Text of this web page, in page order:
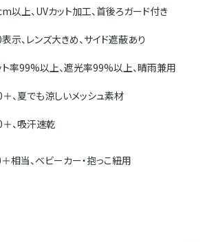
以上、UVカット加工、首後ろガード付き
示、レンズ大きめ、サイド遮蔽あり
ト率99%以上、遮光率99%以上、晴雨兼用
、夏でも涼しいメッシュ素材
、吸汗速乾
相当、ベビーカー・抱っこ紐用